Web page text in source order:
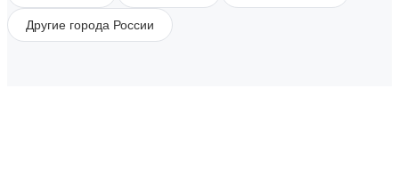
Другие города России